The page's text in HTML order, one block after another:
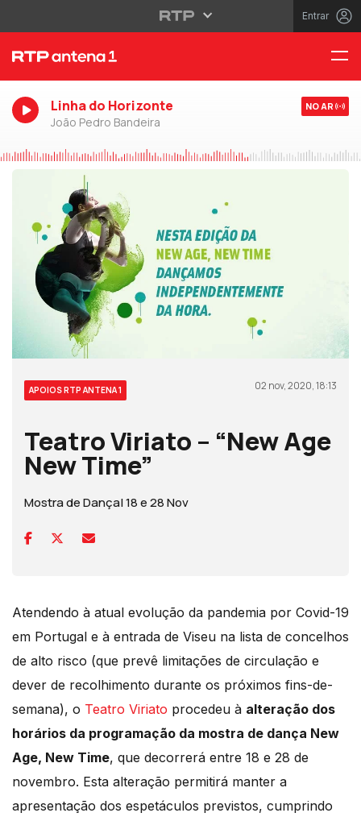
Entrar
Linha do Horizonte
João Pedro Bandeira
NO AR
APOIOS RTP ANTENA 1 02 nov, 2020, 18:13
Teatro Viriato – “New Age
New Time”
Mostra de Dança| 18 e 28 Nov
Atendendo à atual evolução da pandemia por Covid-19
em Portugal e à entrada de Viseu na lista de concelhos
de alto risco (que prevê limitações de circulação e
dever de recolhimento durante os próximos fins-de-
semana), o Teatro Viriato procedeu à alteração dos
horários da programação da mostra de dança New
Age, New Time, que decorrerá entre 18 e 28 de
novembro. Esta alteração permitirá manter a
apresentação dos espetáculos previstos, cumprindo